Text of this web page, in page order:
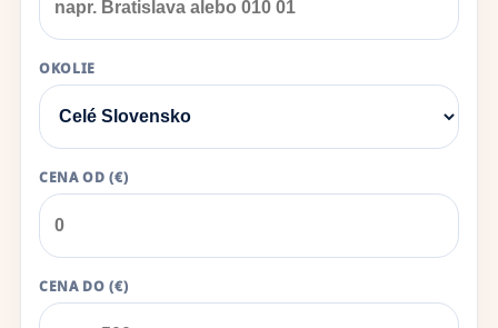
OKOLIE
CENA OD (€)
CENA DO (€)